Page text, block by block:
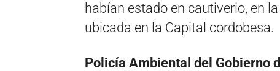
habían estado en cautiverio, en
ubicada en la Capital cordobesa.
Policía Ambiental del Gobierno